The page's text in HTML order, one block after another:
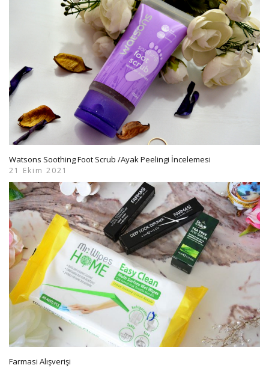
Watsons Soothing Foot Scrub /Ayak Peelingi İncelemesi
21 Ekim 2021
Farmasi Alışverişi